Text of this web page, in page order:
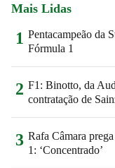
Mais Lidas
1 Pentacampeão da
Fórmula 1
2 F1: Binotto, da
contratação de
3 Rafa Câmara
1: ‘Concentrado’